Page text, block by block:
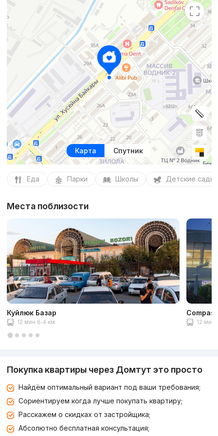
Карта Спутник
Еда Парки Школы Детские сады
Места поблизости
Куйлюк Базар
12 мин 6.4 км 12 мин
Покупка квартиры через Домтут это просто
Найдём оптимальный вариант под ваши требования;
Сориентируем когда лучше покупать квартиру;
Расскажем о скидках от застройщика;
Абсолютно бесплатная консультация;